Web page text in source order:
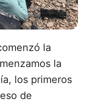
la
la
los primeros
de